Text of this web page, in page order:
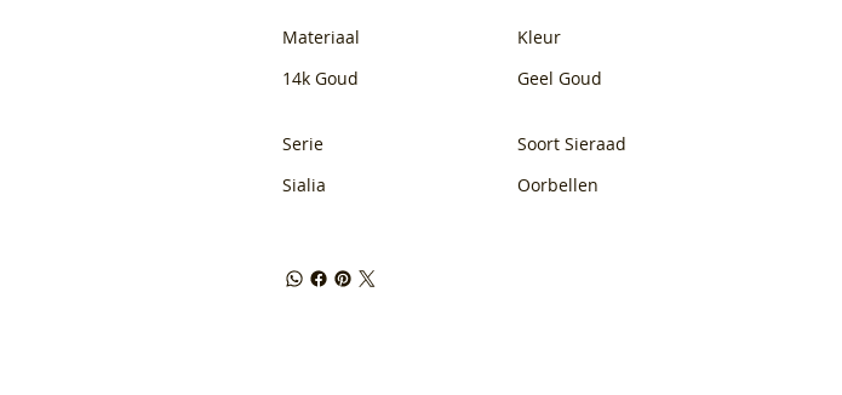
Materiaal
14k Goud
Kleur
Geel Goud
Serie
Sialia
Soort Sieraad
Oorbellen